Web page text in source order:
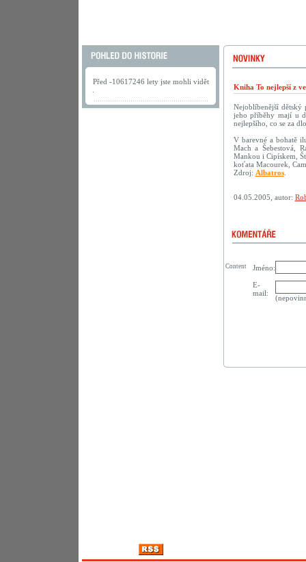
Před -10617246 lety jste mohli vidět
Kniha To nejlepší z
Nejoblíbenější dětský
jeho příběhy mají u
nejlepšího, co se za
V barevné a bohatě
Mach a Šebestová,
Mankou i Cipískem,
koťata Macourek,
Zdroj: Albatros.
04.05.2005, autor:
Jméno:
E-
mail:
Content